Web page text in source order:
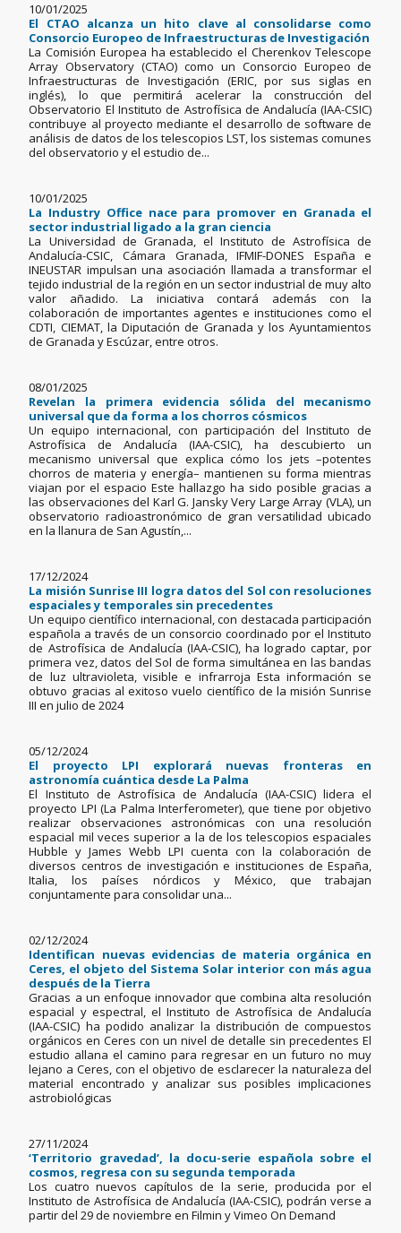
10/01/2025
El CTAO alcanza un hito clave al consolidarse como
Consorcio Europeo de Infraestructuras de Investigación
La Comisión Europea ha establecido el Cherenkov Telescope
Array Observatory (CTAO) como un Consorcio Europeo de
Infraestructuras de Investigación (ERIC, por sus siglas en
inglés), lo que permitirá acelerar la construcción del
Observatorio El Instituto de Astrofísica de Andalucía (IAA-CSIC)
contribuye al proyecto mediante el desarrollo de software de
análisis de datos de los telescopios LST, los sistemas comunes
del observatorio y el estudio de...
10/01/2025
La Industry Office nace para promover en Granada el
sector industrial ligado a la gran ciencia
La Universidad de Granada, el Instituto de Astrofísica de
Andalucía-CSIC, Cámara Granada, IFMIF-DONES España e
INEUSTAR impulsan una asociación llamada a transformar el
tejido industrial de la región en un sector industrial de muy alto
valor añadido. La iniciativa contará además con la
colaboración de importantes agentes e instituciones como el
CDTI, CIEMAT, la Diputación de Granada y los Ayuntamientos
de Granada y Escúzar, entre otros.
08/01/2025
Revelan la primera evidencia sólida del mecanismo
universal que da forma a los chorros cósmicos
Un equipo internacional, con participación del Instituto de
Astrofísica de Andalucía (IAA-CSIC), ha descubierto un
mecanismo universal que explica cómo los jets –potentes
chorros de materia y energía– mantienen su forma mientras
viajan por el espacio Este hallazgo ha sido posible gracias a
las observaciones del Karl G. Jansky Very Large Array (VLA), un
observatorio radioastronómico de gran versatilidad ubicado
en la llanura de San Agustín,...
17/12/2024
La misión Sunrise III logra datos del Sol con resoluciones
espaciales y temporales sin precedentes
Un equipo científico internacional, con destacada participación
española a través de un consorcio coordinado por el Instituto
de Astrofísica de Andalucía (IAA-CSIC), ha logrado captar, por
primera vez, datos del Sol de forma simultánea en las bandas
de luz ultravioleta, visible e infrarroja Esta información se
obtuvo gracias al exitoso vuelo científico de la misión Sunrise
III en julio de 2024
05/12/2024
El proyecto LPI explorará nuevas fronteras en
astronomía cuántica desde La Palma
El Instituto de Astrofísica de Andalucía (IAA-CSIC) lidera el
proyecto LPI (La Palma Interferometer), que tiene por objetivo
realizar observaciones astronómicas con una resolución
espacial mil veces superior a la de los telescopios espaciales
Hubble y James Webb LPI cuenta con la colaboración de
diversos centros de investigación e instituciones de España,
Italia, los países nórdicos y México, que trabajan
conjuntamente para consolidar una...
02/12/2024
Identifican nuevas evidencias de materia orgánica en
Ceres, el objeto del Sistema Solar interior con más agua
después de la Tierra
Gracias a un enfoque innovador que combina alta resolución
espacial y espectral, el Instituto de Astrofísica de Andalucía
(IAA-CSIC) ha podido analizar la distribución de compuestos
orgánicos en Ceres con un nivel de detalle sin precedentes El
estudio allana el camino para regresar en un futuro no muy
lejano a Ceres, con el objetivo de esclarecer la naturaleza del
material encontrado y analizar sus posibles implicaciones
astrobiológicas
27/11/2024
‘Territorio gravedad’, la docu-serie española sobre el
cosmos, regresa con su segunda temporada
Los cuatro nuevos capítulos de la serie, producida por el
Instituto de Astrofísica de Andalucía (IAA-CSIC), podrán verse a
partir del 29 de noviembre en Filmin y Vimeo On Demand